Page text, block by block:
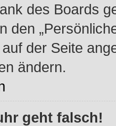
des Boards
den
der Seite
ändern.
geht falsch!